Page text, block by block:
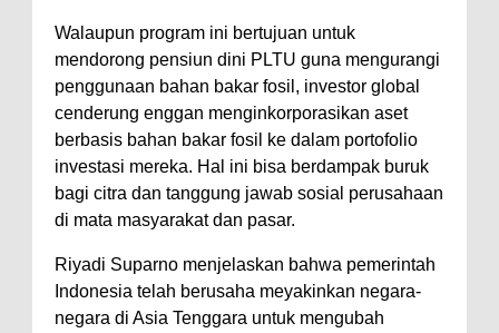
Walaupun program ini bertujuan untuk
mendorong pensiun dini PLTU guna mengurangi
penggunaan bahan bakar fosil, investor global
cenderung enggan menginkorporasikan aset
berbasis bahan bakar fosil ke dalam portofolio
investasi mereka. Hal ini bisa berdampak buruk
bagi citra dan tanggung jawab sosial perusahaan
di mata masyarakat dan pasar.
Riyadi Suparno menjelaskan bahwa pemerintah
Indonesia telah berusaha meyakinkan negara-
negara di Asia Tenggara untuk mengubah